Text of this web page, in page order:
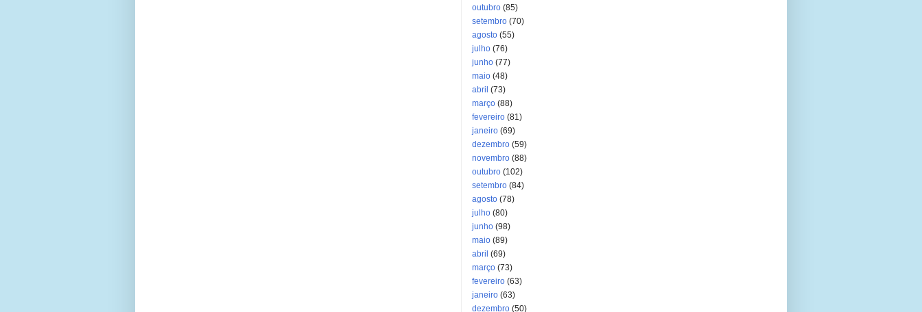
outubro (85)
setembro (70)
agosto (55)
julho (76)
junho (77)
maio (48)
abril (73)
março (88)
fevereiro (81)
janeiro (69)
dezembro (59)
novembro (88)
outubro (102)
setembro (84)
agosto (78)
julho (80)
junho (98)
maio (89)
abril (69)
março (73)
fevereiro (63)
janeiro (63)
dezembro (50)